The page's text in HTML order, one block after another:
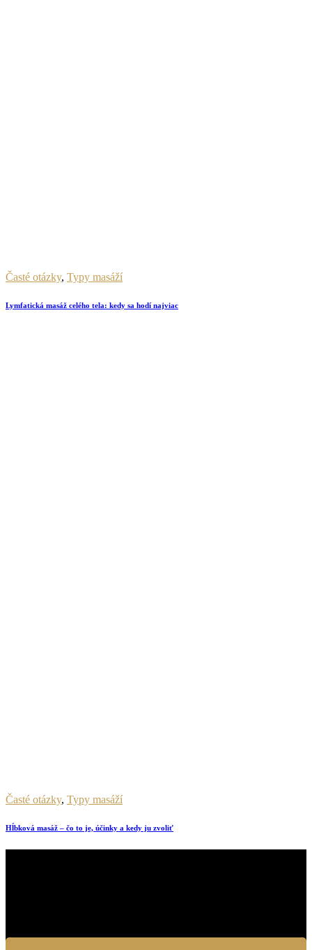
Časté otázky, Typy masáží
Lymfatická masáž celého tela: kedy sa hodí najviac
Časté otázky, Typy masáží
Hĺbková masáž – čo to je, účinky a kedy ju zvoliť